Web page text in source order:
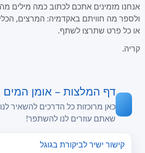
אנחנו מזמינים אתכם לכתוב כמה מילים
ולספר מה חוויתם באקדמיה: המרצים,
או כל פרט שתרצו לשתף.
קריה.
דף המלצות – אומן המים
כאן מרוכזות כל הדרכים להשאיר
שאתם עוזרים לנו להשתפר!
קישור ישיר לביקורת בגוגל